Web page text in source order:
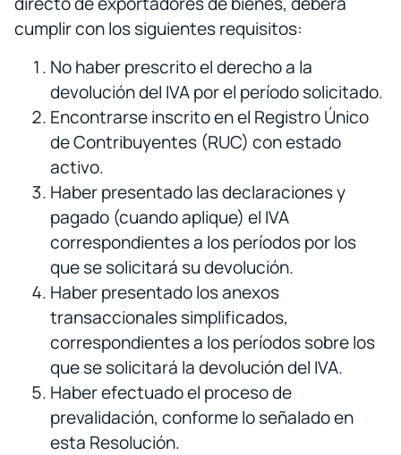
cumplir con los siguientes requisitos:
No haber prescrito el derecho a la
devolución del IVA por el período solicitado.
Encontrarse inscrito en el Registro Único
de Contribuyentes (RUC) con estado
activo.
Haber presentado las declaraciones y
pagado (cuando aplique) el IVA
correspondientes a los períodos por los
que se solicitará su devolución.
Haber presentado los anexos
transaccionales simplificados,
correspondientes a los períodos sobre los
que se solicitará la devolución del IVA.
Haber efectuado el proceso de
prevalidación, conforme lo señalado en
esta Resolución.